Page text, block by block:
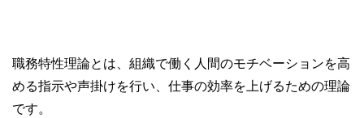
職務特性理論とは、組織で働く人間のモチベーションを高
める指示や声掛けを行い、仕事の効率を上げるための理論
です。